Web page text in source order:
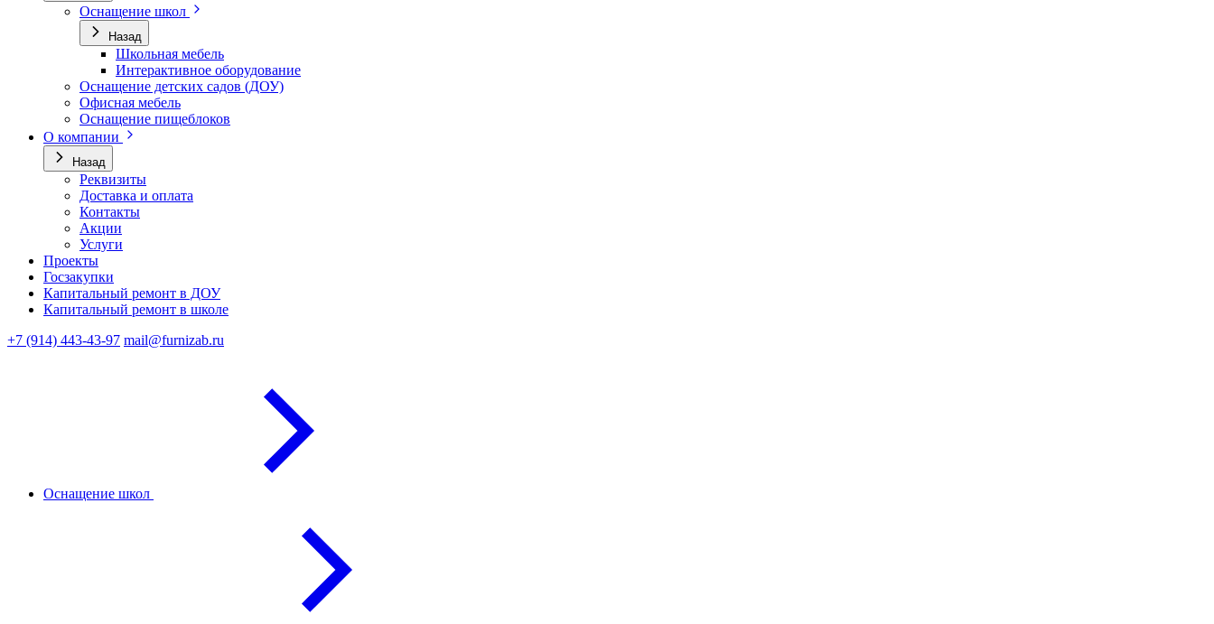
Оснащение школ
Назад
Школьная мебель
Интерактивное оборудование
Оснащение детских садов (ДОУ)
Офисная мебель
Оснащение пищеблоков
О компании
Назад
Реквизиты
Доставка и оплата
Контакты
Акции
Услуги
Проекты
Госзакупки
Капитальный ремонт в ДОУ
Капитальный ремонт в школе
+7 (914) 443-43-97 mail@furnizab.ru
Оснащение школ